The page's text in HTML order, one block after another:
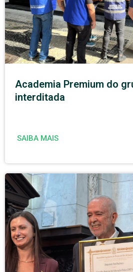
Academia Premium do
interditada
SAIBA MAIS